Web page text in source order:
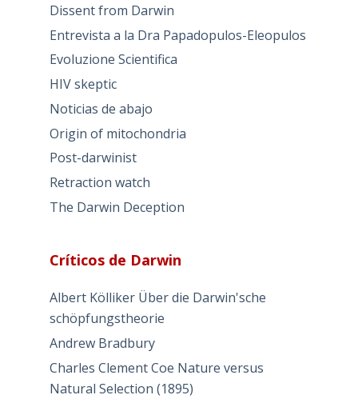
Dissent from Darwin
Entrevista a la Dra Papadopulos-Eleopulos
Evoluzione Scientifica
HIV skeptic
Noticias de abajo
Origin of mitochondria
Post-darwinist
Retraction watch
The Darwin Deception
Críticos de Darwin
Albert Kölliker Über die Darwin'sche
schöpfungstheorie
Andrew Bradbury
Charles Clement Coe Nature versus
Natural Selection (1895)